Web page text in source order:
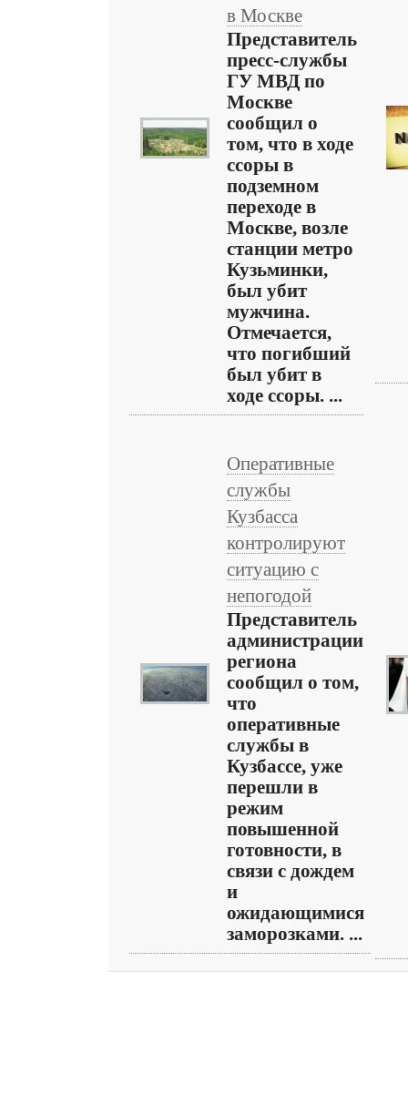
в Москве
Представитель
пресс-службы
ГУ МВД по
Москве
сообщил о
том, что в ходе
ссоры в
подземном
переходе в
Москве, возле
станции метро
Кузьминки,
был убит
мужчина.
Отмечается,
что погибший
был убит в
ходе ссоры. ...
Оперативные
службы
Кузбасса
контролируют
ситуацию с
непогодой
Представитель
администрации
региона
сообщил о том,
что
оперативные
службы в
Кузбассе, уже
перешли в
режим
повышенной
готовности, в
связи с дождем
и
ожидающимися
заморозками. ...